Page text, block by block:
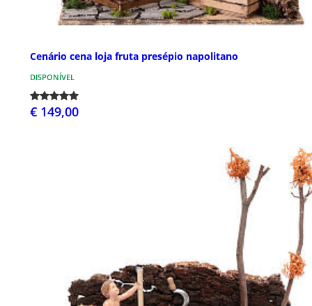
Cenário cena loja fruta presépio napolitano
DISPONÍVEL
€ 149,00